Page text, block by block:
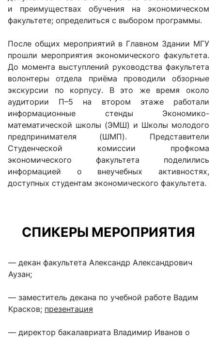
и преимуществах обучения на экономическом
факультете; определиться с выбором программы.
После общих мероприятий в Главном Здании МГУ
прошли мероприятия экономического факультета.
До момента выступлений руководства факультета
волонтеры отдела приёма проводили обзорные
экскурсии по корпусу. В это же время около
аудитории П–5 на втором этаже работали
информационные стенды Экономико-
математической школы (ЭМШ) и Школы молодого
предпринимателя (ШМП). Представители
Студенческой комиссии профкома
экономического факультета поделились
информацией о внеучебных активностях,
доступных студентам экономического факультета.
СПИКЕРЫ МЕРОПРИЯТИЯ
— декан факультета Александр Александрович
Аузан;
— заместитель декана по учебной работе Вадим
Красков; презентация
— директор бакалавриата Владимир Иванов о